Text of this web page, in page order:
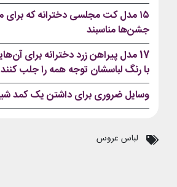
۱۵ مدل کت مجلسی دخترانه که برای
جشن‌ها مناسبند
17 مدل پیراهن زرد دخترانه برای
با رنگ لباسشان توجه همه را جلب
وسایل ضروری برای داشتن یک کمد
لباس عروس